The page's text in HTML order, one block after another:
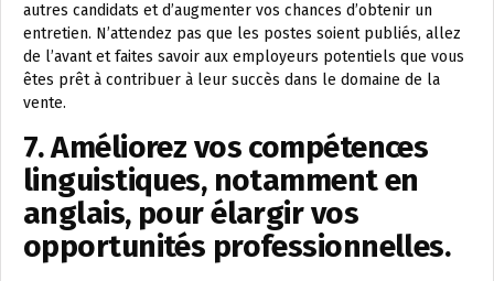
autres candidats et d’augmenter vos chances d’obtenir un
entretien. N’attendez pas que les postes soient publiés, allez
de l’avant et faites savoir aux employeurs potentiels que vous
êtes prêt à contribuer à leur succès dans le domaine de la
vente.
7. Améliorez vos compétences
linguistiques, notamment en
anglais, pour élargir vos
opportunités professionnelles.